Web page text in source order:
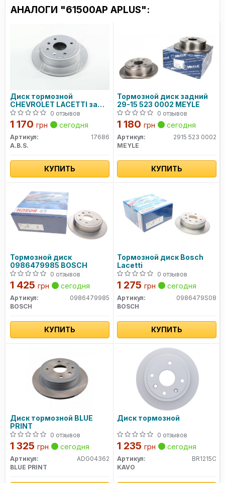
АНАЛОГИ "61500AP APLUS":
Диск тормозной
CHEVROLET LACETTI задн.
(пр-во ABS)0 отзывов
1 170 грн сегодня
Артикул:
17686
A.B.S.
КУПИТЬ
Тормозной диск задний
29-15 523 0002 MEYLE
0 отзывов
1 180 грн сегодня
Артикул:
2915 523 0002
MEYLE
КУПИТЬ
Тормозной диск
0986479985 BOSCH
0 отзывов
1 425 грн сегодня
Артикул:
0986479985
BOSCH
КУПИТЬ
Тормозной диск Bosch
Lacetti
0 отзывов
1 275 грн сегодня
Артикул:
0986479S08
BOSCH
КУПИТЬ
Диск тормозной BLUE
PRINT
0 отзывов
1 325 грн сегодня
Артикул:
ADG04362
BLUE PRINT
Диск тормозной
0 отзывов
1 235 грн сегодня
Артикул:
BR1215C
KAVO